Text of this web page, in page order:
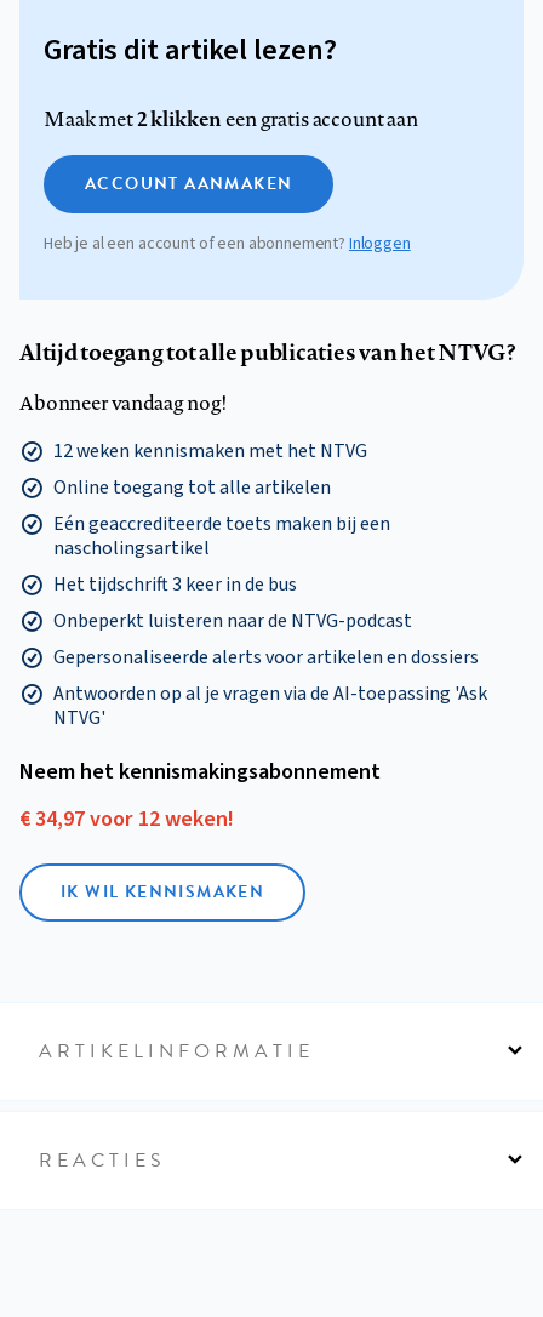
Gratis dit artikel lezen?
Maak met2 klikkeneen gratis account aan
ACCOUNT AANMAKEN
Heb je al een account of een abonnement? Inloggen
Altijd toegang tot alle publicaties van het NTVG?
Abonneer vandaag nog!
12 weken kennismaken met het NTVG
Online toegang tot alle artikelen
Eén geaccrediteerde toets maken bij een
nascholingsartikel
Het tijdschrift 3 keer in de bus
Onbeperkt luisteren naar de NTVG-podcast
Gepersonaliseerde alerts voor artikelen en dossiers
Antwoorden op al je vragen via de AI-toepassing 'Ask
NTVG'
Neem het kennismakings­abonnement
€ 34,97 voor 12 weken!
IK WIL KENNISMAKEN
ARTIKELINFORMATIE
REACTIES